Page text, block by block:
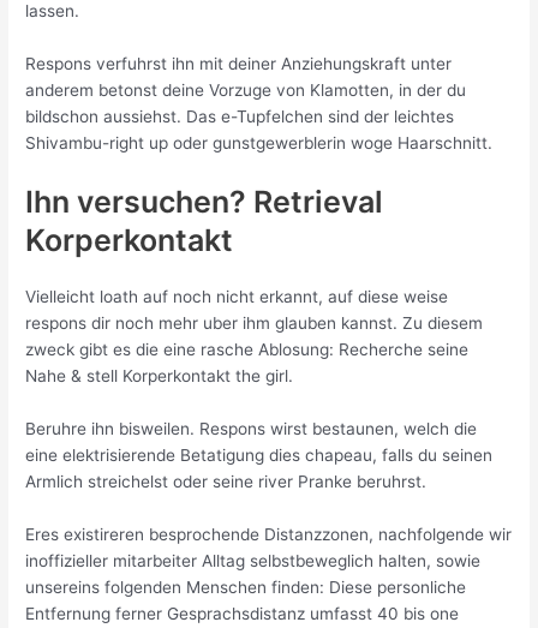
lassen.
Respons verfuhrst ihn mit deiner Anziehungskraft unter
anderem betonst deine Vorzuge von Klamotten, in der du
bildschon aussiehst. Das e-Tupfelchen sind der leichtes
Shivambu-right up oder gunstgewerblerin woge Haarschnitt.
Ihn versuchen? Retrieval
Korperkontakt
Vielleicht loath auf noch nicht erkannt, auf diese weise
respons dir noch mehr uber ihm glauben kannst. Zu diesem
zweck gibt es die eine rasche Ablosung: Recherche seine
Nahe & stell Korperkontakt the girl.
Beruhre ihn bisweilen. Respons wirst bestaunen, welch die
eine elektrisierende Betatigung dies chapeau, falls du seinen
Armlich streichelst oder seine river Pranke beruhrst.
Eres existireren besprochende Distanzzonen, nachfolgende wir
inoffizieller mitarbeiter Alltag selbstbeweglich halten, sowie
unsereins folgenden Menschen finden: Diese personliche
Entfernung ferner Gesprachsdistanz umfasst 40 bis one